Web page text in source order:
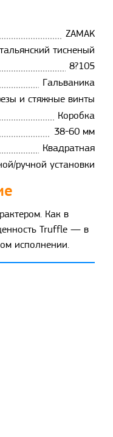
ZAMAK
тисненый
8?105
Гальваника
и стяжные винты
Коробка
38-60 мм
Квадратная
ручной установки
Как в
Truffle — в
исполнении.